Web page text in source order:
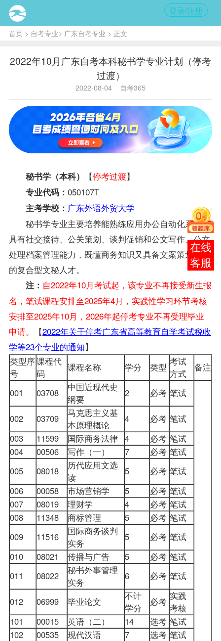
登录/注册
首页> 自考专业> 广东自考专业 > 正文
2022年10月广东自考本科秘书学专业计划（停考
过渡）
2022-08-04 自考365
秘书学（本科） 【停考过渡】
专业代码： 050107T
主考学校： 广东外语外贸大学
秘书学专业主要培养能熟练应用办公自动化系统，
具有社交接待、公关策划、谈判促销和公文写作、公文
处理档案管理能力，既懂商务知识又具备文案策划能力
的复合型文秘人才。
注： 自2022年10月考试起，该专业不再接受新生报
名，笔试课程安排至2025年4月，实践性学习环节考核
安排至2025年10月，2026年起停考专业不再受理毕业
申请。
【2022年关于停考广东省高等教育自学考试税收
学等23个专业的通知】
类型序
号
课程代
码
课程名称 学分 类型 考试
方式
备注
001 03708
中国近现代史
纲要
2 必考 笔试
002 03709
马克思主义基
本原理概论
4 必考 笔试
003
11599 国际商务法律 4 必考 笔试
004
00506 写作（一） 7 必考 笔试
005
08018
历代应用文选
读
5 必考 笔试
006
00058 市场营销学 5 必考 笔试
007
08019 理财学 4 必考 笔试
008
11348 商标管理 5 必考 笔试
009
11516
国际商务谈判
实务
5 必考 笔试
010
08021 传播与广告 5 必考 笔试
011
08022
秘书外事管理
实务
6 必考 笔试
012 06999 毕业论文
不计
学分
必考 实践
考核
101
00015 英语（二） 14 选考 笔试
102
00535 现代汉语 7 选考 笔试
在线
客服